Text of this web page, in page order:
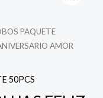
PAQUETE
AMOR
50PCS